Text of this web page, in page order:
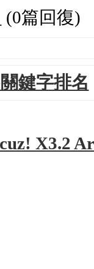
(0篇回復)
鍵字排名
X3.2